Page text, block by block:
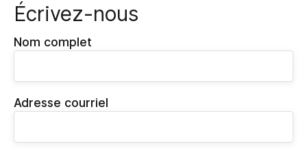
Écrivez-nous
Nom complet
Adresse courriel